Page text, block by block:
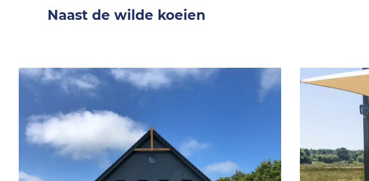
Naast de wilde koeien